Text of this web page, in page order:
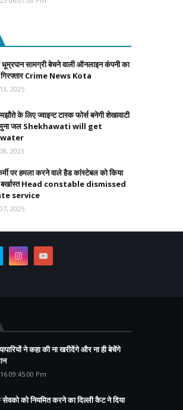
धूम्रपान सामग्री बेचने वाली ऑनलाइन कंपनी का
गिरफ्तार Crime News Kota
2025
के लिए ज्वाइन्ट टास्क फोर्स बनेगी शेखावाटी
जल Shekhawati will get
2025
पर हमला करने वाले हैड कांस्टेबल को किया
बर्खास्त Head constable dismissed
service
2025
ने कहा की ना खरीदेंगे और ना ही बेचेंगे
09:45:00 Pm
सेवको को नियमित करने का दिल्ली कैट ने दिया